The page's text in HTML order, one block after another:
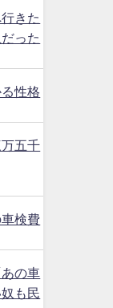
きた
った
性格
万五千
検費
の車
も民